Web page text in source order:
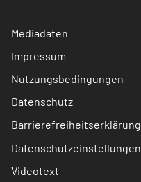
Mediadaten
Impressum
Nutzungsbedingungen
Datenschutz
Barrierefreiheitserklärung
Datenschutzeinstellungen
Videotext